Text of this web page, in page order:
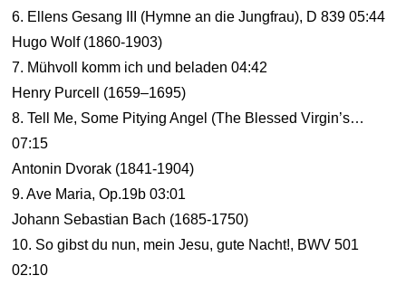
6. Ellens Gesang III (Hymne an die Jungfrau), D 839 05:44
Hugo Wolf (1860-1903)
7. Mühvoll komm ich und beladen 04:42
Henry Purcell (1659–1695)
8. Tell Me, Some Pitying Angel (The Blessed Virgin’s…
07:15
Antonin Dvorak (1841-1904)
9. Ave Maria, Op.19b 03:01
Johann Sebastian Bach (1685-1750)
10. So gibst du nun, mein Jesu, gute Nacht!, BWV 501
02:10